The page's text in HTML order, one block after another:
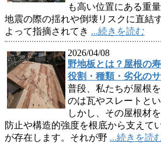
も高い位置にある重
地震の際の揺れや倒壊リスクに直結
よって指摘されてき ...続きを読む
2026/04/08
野地板とは？屋根の
役割・種類・劣化の
普段、私たちが屋根
のは瓦やスレートと
しかし、その屋根材
防止や構造的強度を根底から支えて
が存在します。それが野 ...続きを読